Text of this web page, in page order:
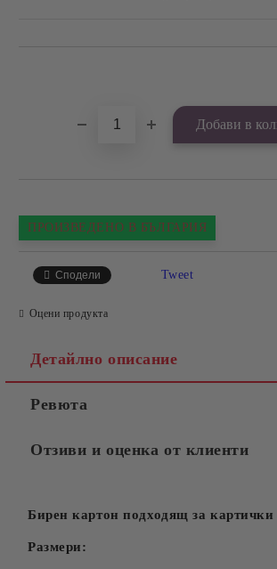
ПРОИЗВЕДЕНО В БЪЛГАРИЯ
Сподели Tweet
Оцени продукта
Детайлно описание
Ревюта
Отзиви и оценка от клиенти
Бирен картон подходящ за картички
Размери: